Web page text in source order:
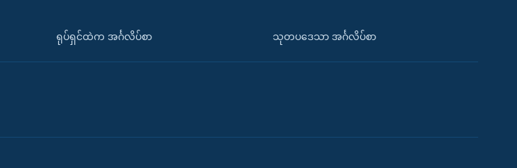
ရုပ်ရှင်ထဲက အင်္ဂလိပ်စာ သုတပဒေသာ အင်္ဂလိပ်စာ